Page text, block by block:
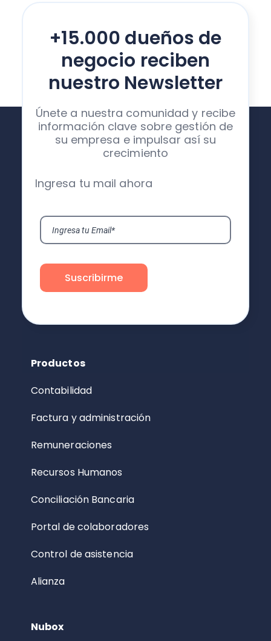
+15.000 dueños de
negocio reciben
nuestro Newsletter
Únete a nuestra comunidad y recibe
información clave sobre gestión de
su empresa e impulsar así su
crecimiento
Ingresa tu mail ahora
Productos
Contabilidad
Factura y administración
Remuneraciones
Recursos Humanos
Conciliación Bancaria
Portal de colaboradores
Control de asistencia
Alianza
Nubox